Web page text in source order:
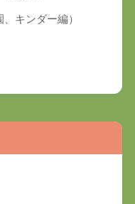
キンダー編）